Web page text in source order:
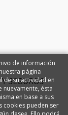
SEGUROS
de información
página
de su actividad en
nuevamente, ésta
en base a sus
cookies pueden ser